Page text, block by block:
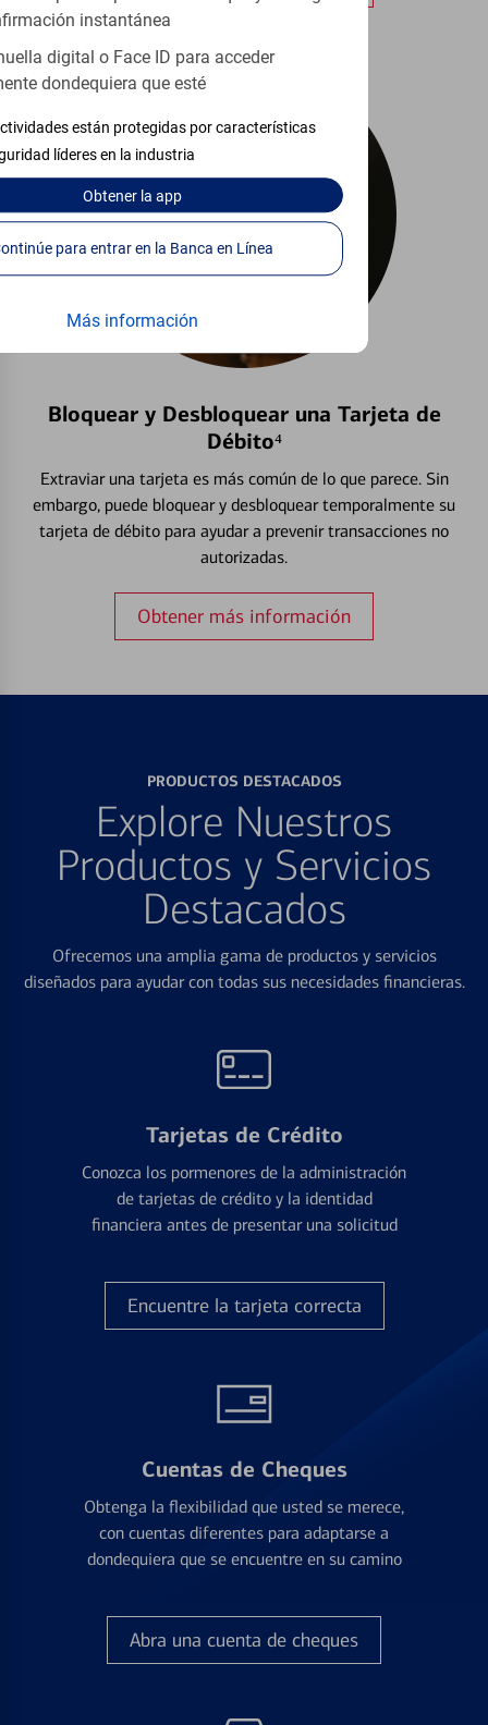
instantánea
digital o Face ID para acceder
dondequiera que esté
están protegidas por características
líderes en la industria
Obtenerla app
Continúe para entrar en la Banca en Línea
Más información
Bloquear y Desbloquear una Tarjeta de
Débito⁴
Extraviar una tarjeta es más común de lo que parece. Sin
embargo, puede bloquear y desbloquear temporalmente su
tarjeta de débito para ayudar a prevenir transacciones no
autorizadas.
Obtener más información
PRODUCTOS DESTACADOS
Explore Nuestros
Productos y Servicios
Destacados
Ofrecemos una amplia gama de productos y servicios
diseñados para ayudar con todas sus necesidades financieras.
Tarjetas de Crédito
Conozca los pormenores de la administración
de tarjetas de crédito y la identidad
financiera antes de presentar una solicitud
Encuentre la tarjeta correcta
Cuentas de Cheques
Obtenga la flexibilidad que usted se merece,
con cuentas diferentes para adaptarse a
dondequiera que se encuentre en su camino
Abra una cuenta de cheques